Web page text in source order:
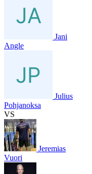
Jani
Angle
Julius
Pohjanoksa
VS
Jeremias
Vuori